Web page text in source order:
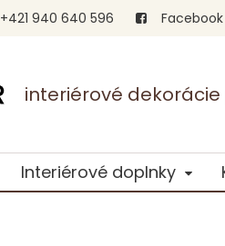
interiérové
+421 940 640 596 Facebook
Interiérové doplnky